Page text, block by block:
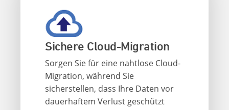
Sichere Cloud-Migration
Sorgen Sie für eine nahtlose Cloud-
Migration, während Sie
sicherstellen, dass Ihre Daten vor
dauerhaftem Verlust geschützt